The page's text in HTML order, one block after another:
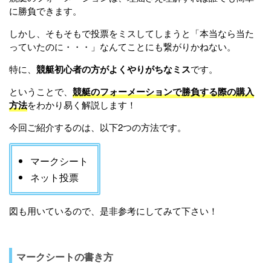
に勝負できます。
しかし、そもそもで投票をミスしてしまうと「本当なら当た
っていたのに・・・」なんてことにも繋がりかねない。
特に、 競艇初心者の方がよくやりがちなミスです。
ということで、 競艇のフォーメーションで勝負する際の購入
方法をわかり易く解説します！
今回ご紹介するのは、以下2つの方法です。
マークシート
ネット投票
図も用いているので、是非参考にしてみて下さい！
マークシートの書き方